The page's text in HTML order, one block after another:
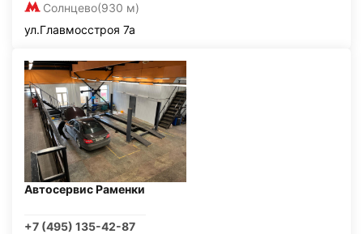
Солнцево(930 м)
ул.Главмосстроя 7а
Автосервис Раменки
+7 (495) 135-42-87